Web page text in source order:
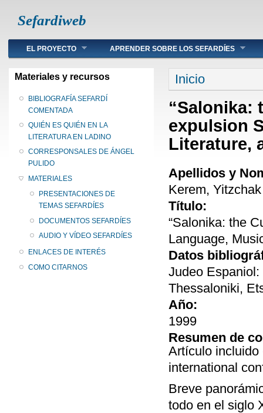
Sefardiweb
Main menu
EL PROYECTO APRENDER SOBRE LOS SEFARDÍES
Materiales y recursos
BIBLIOGRAFÍA SEFARDÍ
COMENTADA
QUIÉN ES QUIÉN EN LA
LITERATURA EN LADINO
CORRESPONSALES DE ÁNGEL
PULIDO
MATERIALES
PRESENTACIONES DE
TEMAS SEFARDÍES
DOCUMENTOS SEFARDÍES
AUDIO Y VÍDEO SEFARDÍES
ENLACES DE INTERÉS
COMO CITARNOS
Se encuentra
Inicio
“Salonika:
expulsion
Literature,
Apellidos y
Kerem, Yitzchak
Título:
“Salonika: the
Language,
Datos
Judeo
Thessaloniki,
Año:
1999
Resumen de
Artículo incluido
international
Breve
todo en el siglo